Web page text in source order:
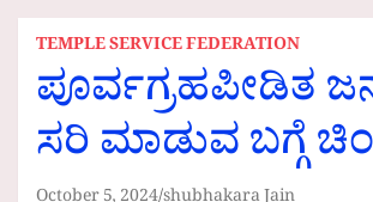
TEMPLE SERVICE FEDERATION
ಪೂರ್ವಗ್ರಹಪೀಡಿತ
ಸರಿ ಮಾಡುವ ಬಗ್ಗೆ